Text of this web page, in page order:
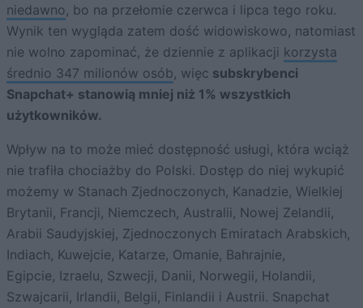
niedawno, bo na przełomie czerwca i lipca tego roku.
Wynik ten wygląda zatem dość widowiskowo, natomiast
nie wolno zapominać, że dziennie z aplikacji korzysta
średnio 347 milionów osób, więc subskrybenci
Snapchat+ stanowią mniej niż 1% wszystkich
użytkowników.
Wpływ na to może mieć dostępność usługi, która wciąż
nie trafiła chociażby do Polski. Dostęp do niej wykupić
możemy w Stanach Zjednoczonych, Kanadzie, Wielkiej
Brytanii, Francji, Niemczech, Australii, Nowej Zelandii,
Arabii Saudyjskiej, Zjednoczonych Emiratach Arabskich,
Indiach, Kuwejcie, Katarze, Omanie, Bahrajnie,
Egipcie, Izraelu, Szwecji, Danii, Norwegii, Holandii,
Szwajcarii, Irlandii, Belgii, Finlandii i Austrii. Snapchat